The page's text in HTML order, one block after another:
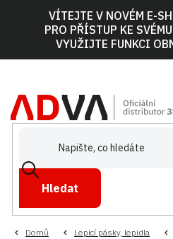
VÍTEJTE V NOVÉM E-
PRO PŘÍSTUP KE
VYUŽIJTE FUNKCI
Hledat
Domů Lepicí pásky, lepidla